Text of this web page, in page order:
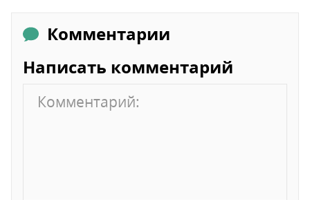
Комментарии
Написать комментарий